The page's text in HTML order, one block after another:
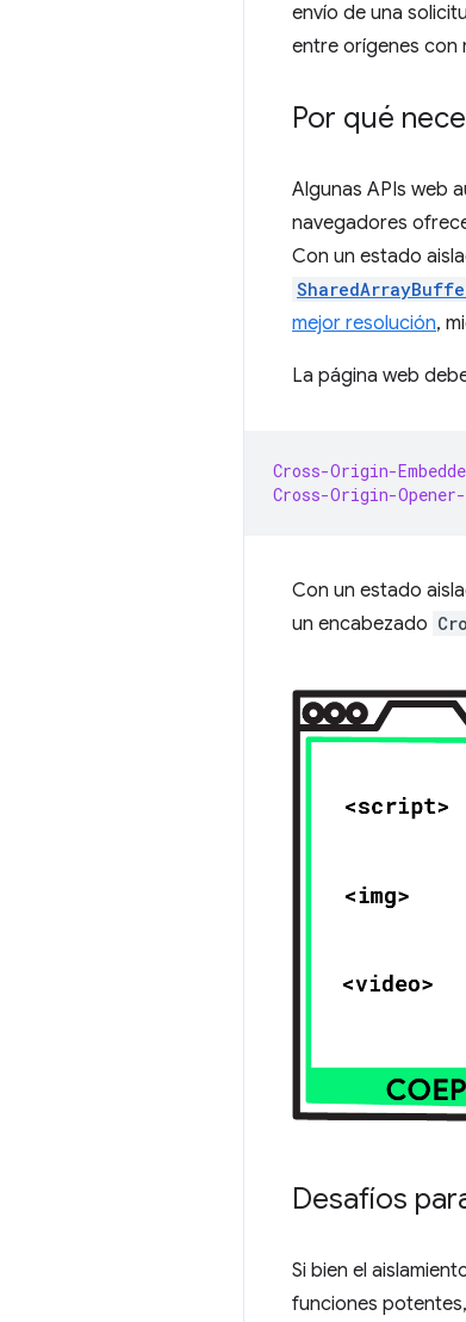
envío de una
entre orígenes con
Por qué
Algunas APIs web
navegadores
Con un estado
mejor resolución,
La página web
Cross-Origin-
Cross-Origin-
Con un estado
un encabezado
Desafíos
Si bien el
funciones